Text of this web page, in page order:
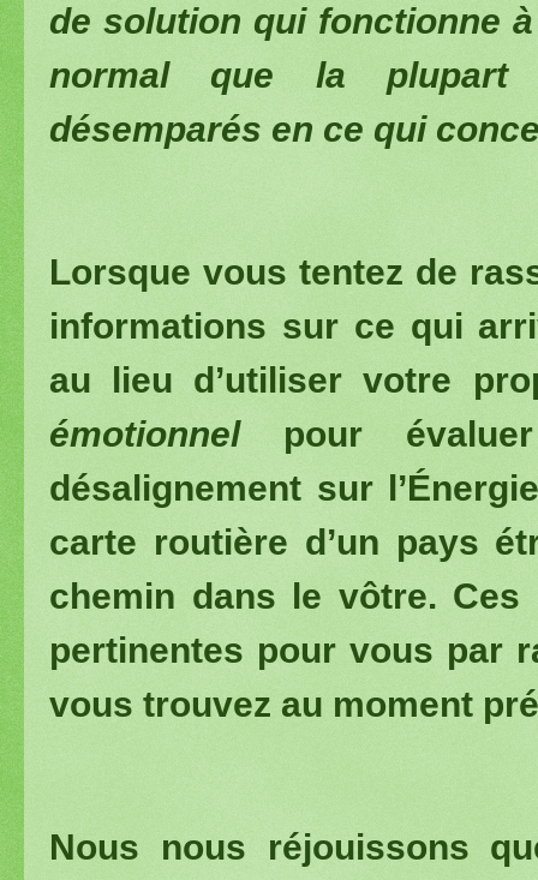
de solution qui fonctionne
normal que la plupart
désemparés en ce qui
Lorsque vous tentez de
informations sur ce qui
au lieu d’utiliser votre
émotionnelpour évaluer
désalignement sur
carte routière d’un pays
chemin dans le vôtre.
pertinentes pour vous par
vous trouvez au moment
Nous nous réjouissons